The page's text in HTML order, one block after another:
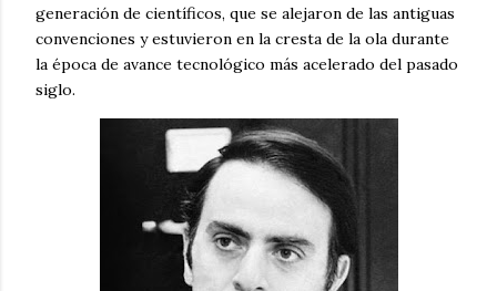
generación de científicos, que se alejaron de las antiguas
convenciones y estuvieron en la cresta de la ola durante
la época de avance tecnológico más acelerado del pasado
siglo.